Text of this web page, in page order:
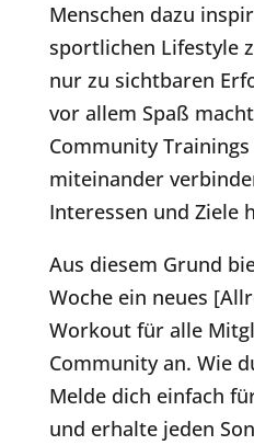
Menschen dazu
sportlichen Lifestyle
nur zu sichtbaren
vor allem Spaß
Community
miteinander
Interessen und Ziele
Aus diesem Grund
Woche ein neues
Workout für alle
Community an. Wie
Melde dich einfach
und erhalte jeden